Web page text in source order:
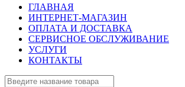
ГЛАВНАЯ
ИНТЕРНЕТ-МАГАЗИН
ОПЛАТА И ДОСТАВКА
СЕРВИСНОЕ ОБСЛУЖИВАНИЕ
УСЛУГИ
КОНТАКТЫ